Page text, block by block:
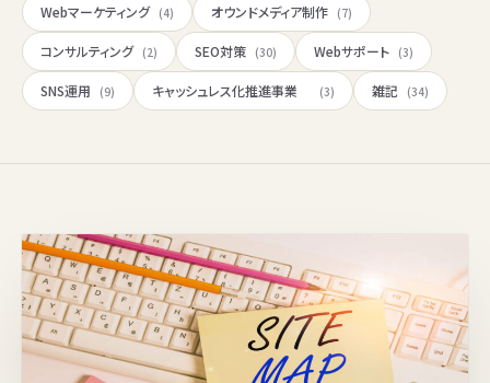
Webマーケティング (4) オウンドメディア制作 (7)
コンサルティング (2) SEO対策 (30) Webサポート (3)
SNS運用 (9) キャッシュレス化推進事業 (3) 雑記 (34)